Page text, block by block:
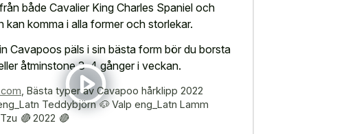
både Cavalier King Charles Spaniel och
kan komma i alla former och storlekar.
Cavapoos päls i sin bästa form bör du borsta
åtminstone 3-4 gånger i veckan.
Bästa typer av Cavapoo hårklipp 2022
Teddybjörn 🐶 Valp eng_Latn Lamm
🔴 2022 🔴